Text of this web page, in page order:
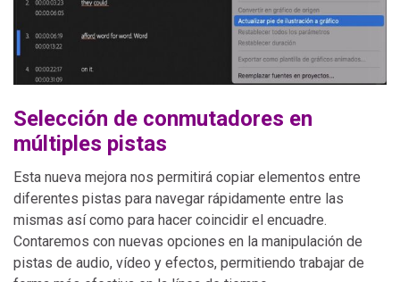
Selección de conmutadores en
múltiples pistas
Esta nueva mejora nos permitirá copiar elementos entre
diferentes pistas para navegar rápidamente entre las
mismas así como para hacer coincidir el encuadre.
Contaremos con nuevas opciones en la manipulación de
pistas de audio, vídeo y efectos, permitiendo trabajar de